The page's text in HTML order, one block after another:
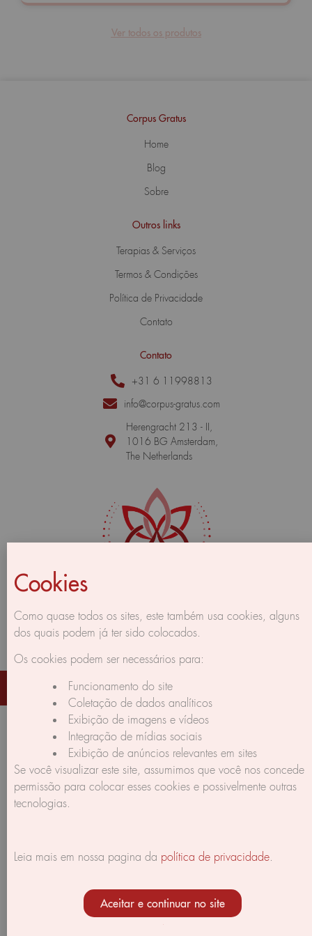
Ver todos os produtos
Corpus Gratus
Home
Blog
Sobre
Outros links
Terapias & Serviços
Termos & Condições
Política de Privacidade
Contato
Contato
+31 6 11998813
info@corpus-gratus.com
Herengracht 213 - II,
1016 BG Amsterdam,
The Netherlands
Corpus Gratus © 2026 All rights reserved | made by Braga's
Creations
Cookies
Como quase todos os sites, este também usa cookies, alguns
dos quais podem já ter sido colocados.
Os cookies podem ser necessários para:
Funcionamento do site
Coletação de dados analíticos
Exibição de imagens e vídeos
Integração de mídias sociais
Exibição de anúncios relevantes em sites
Se você visualizar este site, assumimos que você nos concede
permissão para colocar esses cookies e possivelmente outras
tecnologias.
Leia mais em nossa pagina da política de privacidade.
Aceitar e continuar no site